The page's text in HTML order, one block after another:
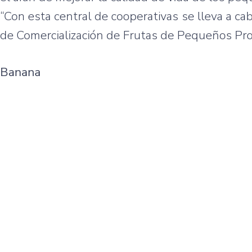
“Conesta central decooperativas se lleva a
de Comercialización de Frutas de Pequeños
Banana